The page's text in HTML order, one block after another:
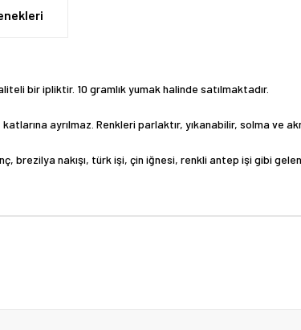
bir ipliktir. 10 gramlık yumak halinde satılmaktadır.
ayrılmaz. Renkleri parlaktır, yıkanabilir, solma ve
brezilya nakışı, türk işi, çin iğnesi, renkli antep işi gibi